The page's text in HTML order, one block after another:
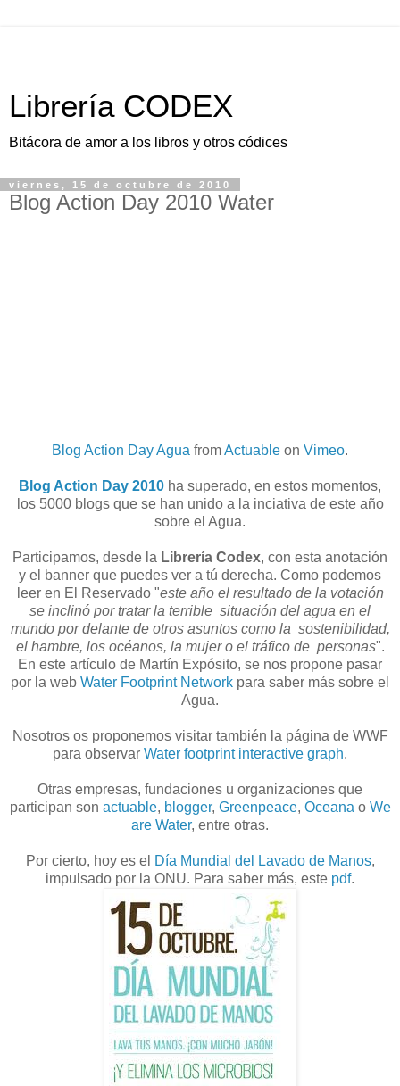
Librería CODEX
Bitácora de amor a los libros y otros códices
viernes, 15 de octubre de 2010
Blog Action Day 2010 Water
Blog Action Day Agua fromActuable on Vimeo.
Blog Action Day 2010 ha superado, en estos momentos,
los 5000 blogs que se han unido a la inciativa de este año
sobre el Agua.
Participamos, desde la Librería Codex, con esta anotación
y el banner que puedes ver a tú derecha. Como podemos
leer en El Reservado "este año el resultado de la votación
se inclinó por tratar la terrible situación del agua en el
mundo por delante de otros asuntos como la sostenibilidad,
el hambre, los océanos, la mujer o el tráfico de personas".
En este artículo de Martín Expósito, se nos propone pasar
por la web Water Footprint Network para saber más sobre el
Agua.
Nosotros os proponemos visitar también la página de WWF
para observar Water footprint interactive graph.
Otras empresas, fundaciones u organizaciones que
participan son actuable, blogger, Greenpeace, Oceana o We
are Water, entre otras.
Por cierto, hoy es el Día Mundial del Lavado de Manos,
impulsado por la ONU. Para saber más, este pdf.